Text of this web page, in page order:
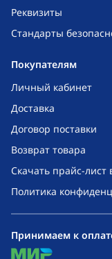
Реквизиты
Стандарты
Покупателям
Личный кабинет
Доставка
Договор поставки
Возврат товара
Скачать прайс-лист
Политика
Принимаем к
mir